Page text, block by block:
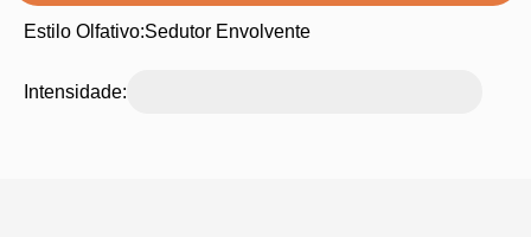
Estilo Olfativo:Sedutor Envolvente
Intensidade: